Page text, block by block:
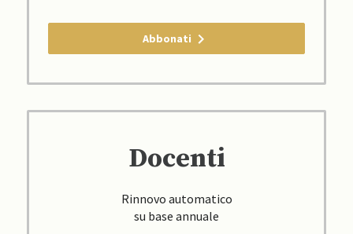
Abbonati
Docenti
Rinnovo automatico
su base annuale